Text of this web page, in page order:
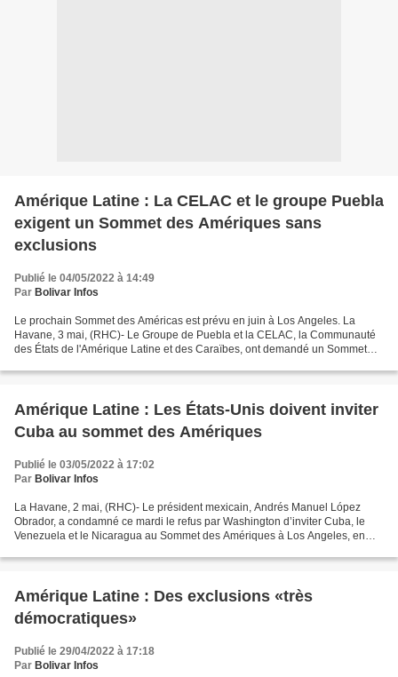
Amérique Latine : La CELAC et le groupe Puebla
exigent un Sommet des Amériques sans
exclusions
Publié le 04/05/2022 à 14:49
Par Bolivar Infos
Le prochain Sommet des Américas est prévu en juin à Los Angeles. La
Havane, 3 mai, (RHC)- Le Groupe de Puebla et la CELAC, la Communauté
des États de l'Amérique Latine et des Caraïbes, ont demandé un Sommet
Amérique Latine : Les États-Unis doivent inviter
Cuba au sommet des Amériques
Publié le 03/05/2022 à 17:02
Par Bolivar Infos
La Havane, 2 mai, (RHC)- Le président mexicain, Andrés Manuel López
Obrador, a condamné ce mardi le refus par Washington d’inviter Cuba, le
Venezuela et le Nicaragua au Sommet des Amériques à Los Angeles, en
Amérique Latine : Des exclusions «très
démocratiques»
Publié le 29/04/2022 à 17:18
Par Bolivar Infos